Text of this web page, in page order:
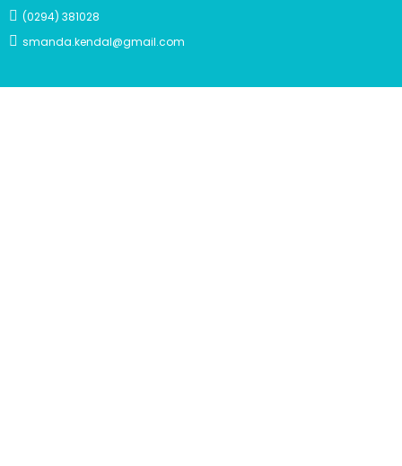
(0294) 381028
smanda.kendal@gmail.com